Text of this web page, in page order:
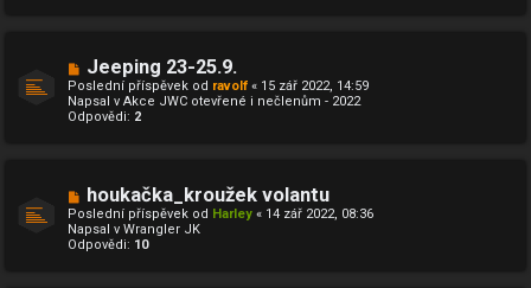
p
ě
v
e
o
v
ý
p
p
ě
v
e
k
Jeeping 23-25.9.
Poslední příspěvek od ravolf « 15 zář 2022, 14:59
Napsal v Akce JWC otevřené i nečlenům - 2022
Odpovědi: 2
N
o
v
ý
p
houkačka_kroužek volantu
Poslední příspěvek od Harley « 14 zář 2022, 08:36
Napsal v Wrangler JK
Odpovědi: 10